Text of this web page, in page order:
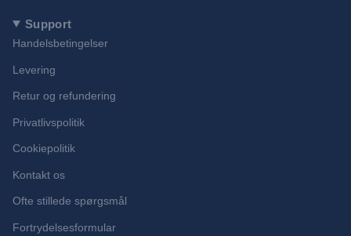
Support
Handelsbetingelser
Levering
Retur og refundering
Privatlivspolitik
Cookiepolitik
Kontakt os
Ofte stillede spørgsmål
Fortrydelsesformular